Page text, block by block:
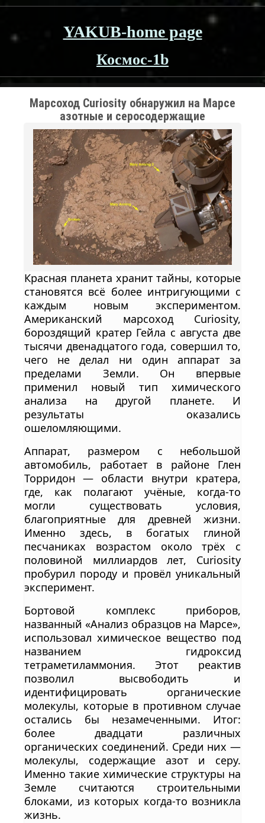
YAKUB-home page
Космос-1b
Марсоход Curiosity обнаружил на Марсе
азотные и серосодержащие
органические молекулы — строительные
блоки жизни
Красная планета хранит тайны, которые
становятся всё более интригующими с
каждым новым экспериментом.
Американский марсоход Curiosity,
бороздящий кратер Гейла с августа две
тысячи двенадцатого года, совершил то,
чего не делал ни один аппарат за
пределами Земли. Он впервые
применил новый тип химического
анализа на другой планете. И
результаты оказались
ошеломляющими.
Аппарат, размером с небольшой
автомобиль, работает в районе Глен
Торридон — области внутри кратера,
где, как полагают учёные, когда-то
могли существовать условия,
благоприятные для древней жизни.
Именно здесь, в богатых глиной
песчаниках возрастом около трёх с
половиной миллиардов лет, Curiosity
пробурил породу и провёл уникальный
эксперимент.
Бортовой комплекс приборов,
названный «Анализ образцов на Марсе»,
использовал химическое вещество под
названием гидроксид
тетраметиламмония. Этот реактив
позволил высвободить и
идентифицировать органические
молекулы, которые в противном случае
остались бы незамеченными. Итог:
более двадцати различных
органических соединений. Среди них —
молекулы, содержащие азот и серу.
Именно такие химические структуры на
Земле считаются строительными
блоками, из которых когда-то возникла
жизнь.